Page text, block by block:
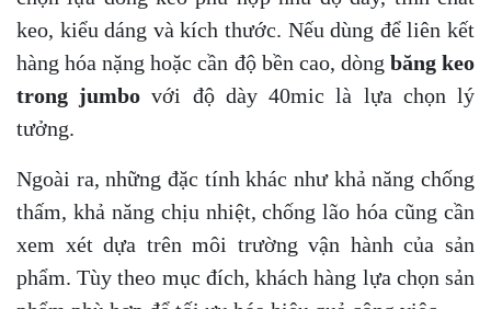
keo, kiểu dáng và kích thước. Nếu dùng để liên kết
hàng hóa nặng hoặc cần độ bền cao, dòng băng keo
trong jumbo với độ dày 40mic là lựa chọn lý
tưởng.
Ngoài ra, những đặc tính khác như khả năng chống
thấm, khả năng chịu nhiệt, chống lão hóa cũng cần
xem xét dựa trên môi trường vận hành của sản
phẩm. Tùy theo mục đích, khách hàng lựa chọn sản